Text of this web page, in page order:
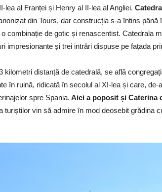
lea al Franței și Henry al II-lea al Angliei.
din Tours, dar construcția s-a întins
o combinație de gotic și renascentist. Catedrala
impresionante și trei intrări dispuse pe fațada
kilometri distanță de catedrală, se află
în ruină, ridicată în secolul al XI-lea și care,
spre Spania. Aici a poposit și Caterina
turiștilor vin să admire în mod deosebit grădina